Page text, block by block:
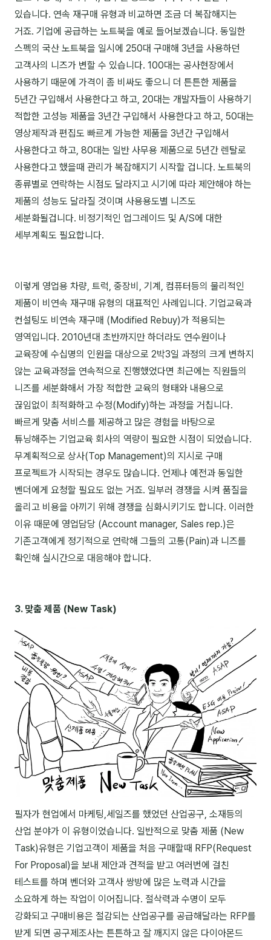
분석
마케팅
재무·계약
B2B 영업도구
일정
용어사전
트렌드 리포트
칼럼
토크
문서자료실
AI 웹앱
등급 · 포인트
1:1 문의
공지사항
자주 묻는 질문
있습니다. 연속 재구매 유형과 비교하면 조금 더 복잡해지는
거죠. 기업에 공급하는 노트북을 예로 들어보겠습니다. 동일한
스펙의 국산 노트북을 일시에 250대 구매해 3년을 사용하던
고객사의 니즈가 변할 수 있습니다. 100대는 공사현장에서
사용하기 때문에 가격이 좀 비싸도 좋으니 더 튼튼한 제품을
5년간 구입해서 사용한다고 하고, 20대는 개발자들이 사용하기
적합한 고성능 제품을 3년간 구입해서 사용한다고 하고, 50대는
영상제작과 편집도 빠르게 가능한 제품을 3년간 구입해서
사용한다고 하고, 80대는 일반 사무용 제품으로 5년간 렌탈로
사용한다고 했을때 관리가 복잡해지기 시작할 겁니다. 노트북의
종류별로 연락하는 시점도 달라지고 시기에 따라 제안해야 하는
제품의 성능도 달라질 것이며 사용용도별 니즈도
세분화될겁니다. 비정기적인 업그레이드 및 A/S에 대한
세부계획도 필요합니다.
이렇게 영업용 차량, 트럭, 중장비, 기계, 컴퓨터등의 물리적인
제품이 비연속 재구매 유형의 대표적인 사례입니다. 기업교육과
컨설팅도 비연속 재구매 (Modified Rebuy)가 적용되는
영역입니다. 2010년대 초반까지만 하더라도 연수원이나
교육장에 수십명의 인원을 대상으로 2박3일 과정의 크게 변하지
않는 교육과정을 연속적으로 진행했었다면 최근에는 직원들의
니즈를 세분화해서 가장 적합한 교육의 형태와 내용으로
끊임없이 최적화하고 수정(Modify)하는 과정을 거칩니다.
빠르게 맞춤 서비스를 제공하고 많은 경험을 바탕으로
튜닝해주는 기업교육 회사의 역량이 필요한 시점이 되었습니다.
무계획적으로 상사(Top Management)의 지시로 구매
프로젝트가 시작되는 경우도 많습니다. 언제나 예전과 동일한
벤더에게 요청할 필요도 없는 거죠. 일부러 경쟁을 시켜 품질을
올리고 비용을 아끼기 위해 경쟁을 심화시키기도 합니다. 이러한
이유 때문에 영업담당 (Account manager, Sales rep.)은
기존고객에게 정기적으로 연락해 그들의 고통(Pain)과 니즈를
확인해 실시간으로 대응해야 합니다.
3. 맞춤 제품 (New Task)
필자가 현업에서 마케팅,세일즈를 했었던 산업공구, 소재등의
산업 분야가 이 유형이었습니다. 일반적으로 맞춤 제품 (New
Task)유형은 기업고객이 제품을 처음 구매할때 RFP(Request
For Proposal)을 보내 제안과 견적을 받고 여러번에 걸친
테스트를 하며 벤더와 고객사 쌍방에 많은 노력과 시간을
소요하게 하는 작업이 이어집니다. 절삭력과 수명이 모두
강화되고 구매비용은 절감되는 산업공구를 공급해달라는 RFP를
받게 되면 공구제조사는 튼튼하고 잘 깨지지 않은 다이아몬드